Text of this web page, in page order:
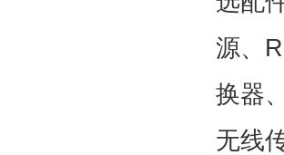
源、
换器
无线